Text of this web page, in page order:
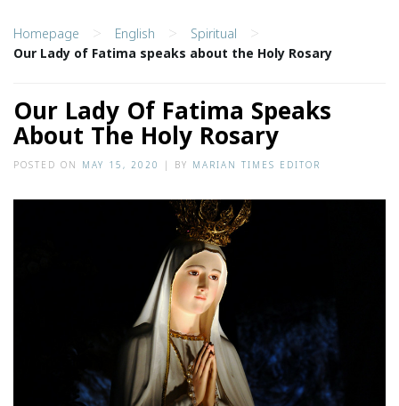
Homepage > English > Spiritual >
Our Lady of Fatima speaks about the Holy Rosary
Our Lady Of Fatima Speaks
About The Holy Rosary
POSTED ON MAY 15, 2020 BY MARIAN TIMES EDITOR